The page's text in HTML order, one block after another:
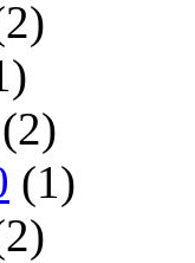
(2)
(1)